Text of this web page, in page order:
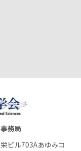
務局
ビル703Aあゆみコ